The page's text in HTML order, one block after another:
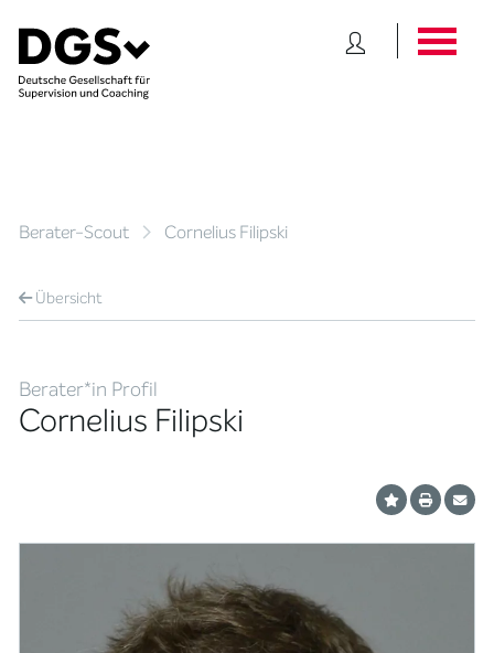
Berater-Scout Cornelius Filipski
Übersicht
Berater*in Profil
Cornelius Filipski